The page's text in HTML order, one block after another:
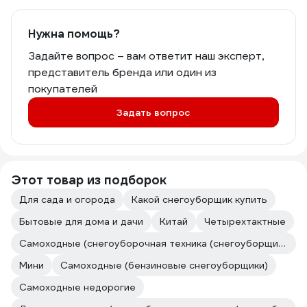
Масло меняю каждый сезон, перед
необходимости, смазка и чистка, но
это к любой технике относится
Нужна помощь?
Задайте вопрос – вам ответит наш эксперт,
представитель бренда или один из
покупателей
Задать вопрос
Этот товар из подборок
Для сада и огорода
Какой снегоуборщик купить
Бытовые для дома и дачи
Китай
Четырехтактные
Самоходные (снегоуборочная техника (снегоуборщики))
Мини
Самоходные (бензиновые снегоуборщики)
Самоходные недорогие